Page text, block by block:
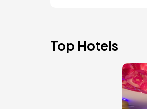
Top Hotels
Bild